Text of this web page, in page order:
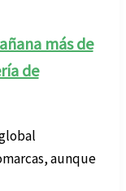
más de
de
aunque